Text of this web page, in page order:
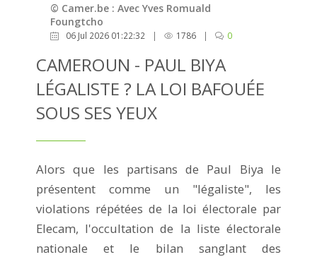
© Camer.be : Avec Yves Romuald
Foungtcho
06 Jul 2026 01:22:32 | 1786 | 0
CAMEROUN - PAUL BIYA
LÉGALISTE ? LA LOI BAFOUÉE
SOUS SES YEUX
Alors que les partisans de Paul Biya le
présentent comme un "légaliste", les
violations répétées de la loi électorale par
Elecam, l'occultation de la liste électorale
nationale et le bilan sanglant des